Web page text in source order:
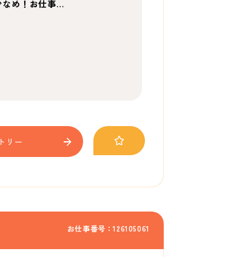
め！お仕事…
リー
お仕事番号：126105061